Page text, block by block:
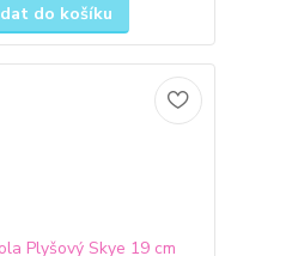
do košíku